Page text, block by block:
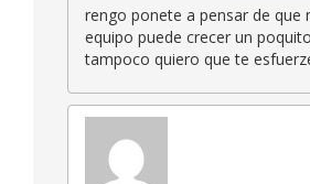
rengo ponete a pensar de que
equipo puede crecer un
tampoco quiero que te